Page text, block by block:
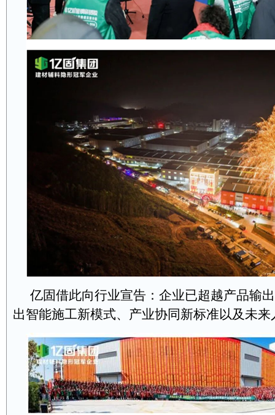
亿固借此向行业宣告：企业已超越产品输
出智能施工新模式、产业协同新标准以及未